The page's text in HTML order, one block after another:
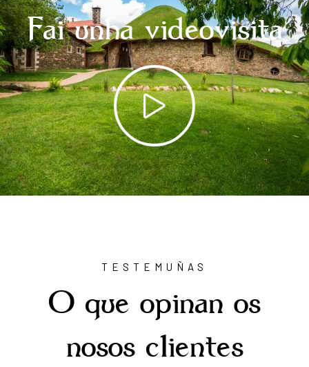
Fai unha videovisita
TESTEMUÑAS
O que opinan os
nosos clientes